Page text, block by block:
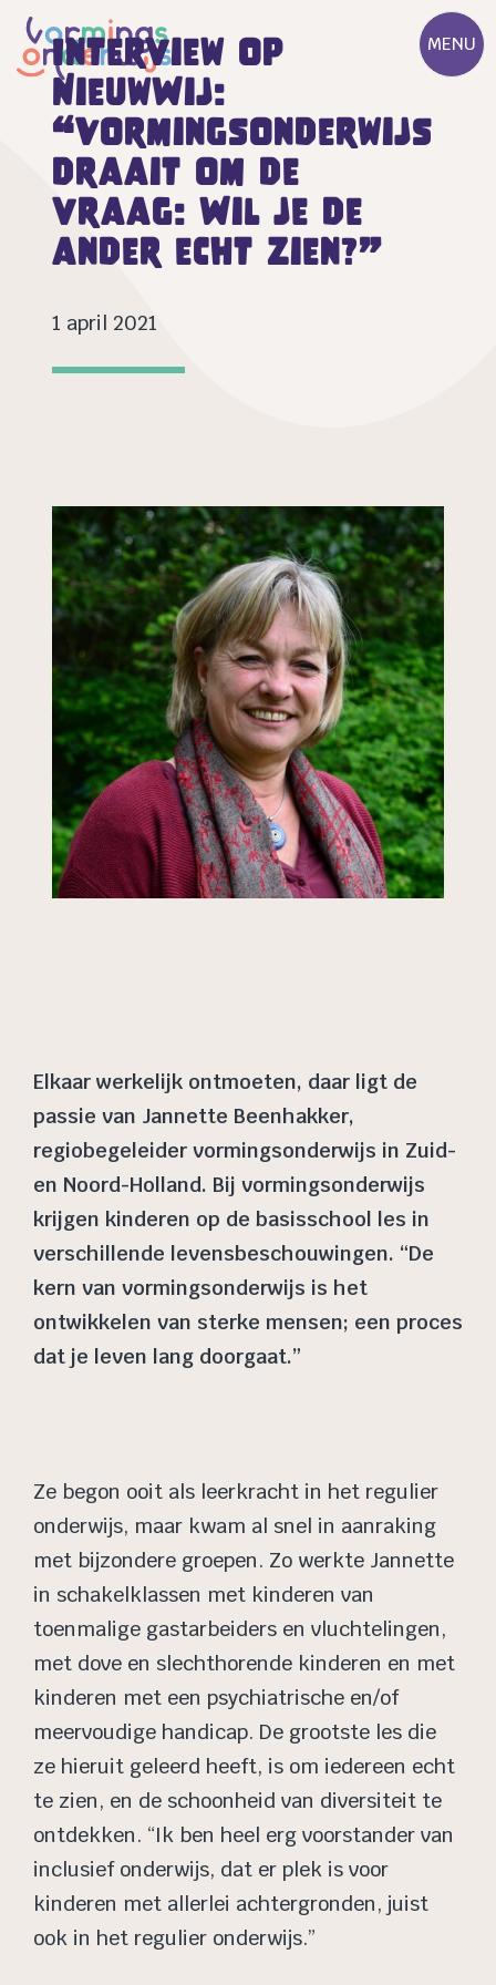
MENU
Interview op
NieuwWij:
“Vormingsonderwijs
draait om de
vraag: Wil je de
ander echt zien?”
1 april 2021
Elkaar werkelijk ontmoeten, daar ligt de
passie van Jannette Beenhakker,
regiobegeleider vormingsonderwijs in Zuid-
en Noord-Holland. Bij vormingsonderwijs
krijgen kinderen op de basisschool les in
verschillende levensbeschouwingen. “De
kern van vormingsonderwijs is het
ontwikkelen van sterke mensen; een proces
dat je leven lang doorgaat.”
Ze begon ooit als leerkracht in het regulier
onderwijs, maar kwam al snel in aanraking
met bijzondere groepen. Zo werkte Jannette
in schakelklassen met kinderen van
toenmalige gastarbeiders en vluchtelingen,
met dove en slechthorende kinderen en met
kinderen met een psychiatrische en/of
meervoudige handicap. De grootste les die
ze hieruit geleerd heeft, is om iedereen echt
te zien, en de schoonheid van diversiteit te
ontdekken. “Ik ben heel erg voorstander van
inclusief onderwijs, dat er plek is voor
kinderen met allerlei achtergronden, juist
ook in het regulier onderwijs.”